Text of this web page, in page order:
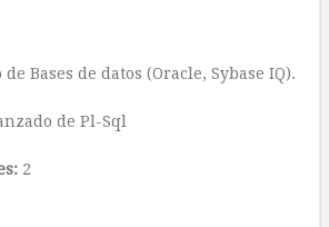
Bases de datos (Oracle, Sybase IQ).
de Pl-Sql
2